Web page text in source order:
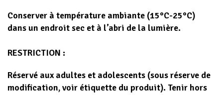
Conserver à température ambiante (15°C-25°C)
dans un endroit sec et à l’abri de la lumière.
RESTRICTION :
Réservé aux adultes et adolescents (sous réserve de
modification, voir étiquette du produit). Tenir hors